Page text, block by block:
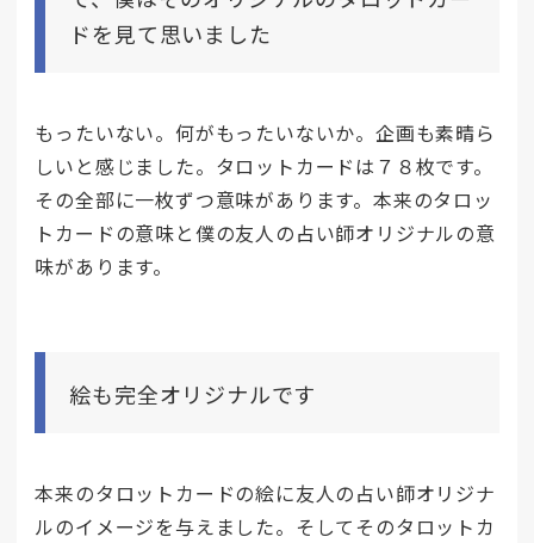
ドを見て思いました
もったいない。何がもったいないか。企画も素晴ら
しいと感じました。タロットカードは７８枚です。
その全部に一枚ずつ意味があります。本来のタロッ
トカードの意味と僕の友人の占い師オリジナルの意
味があります。
絵も完全オリジナルです
本来のタロットカードの絵に友人の占い師オリジナ
ルのイメージを与えました。そしてそのタロットカ